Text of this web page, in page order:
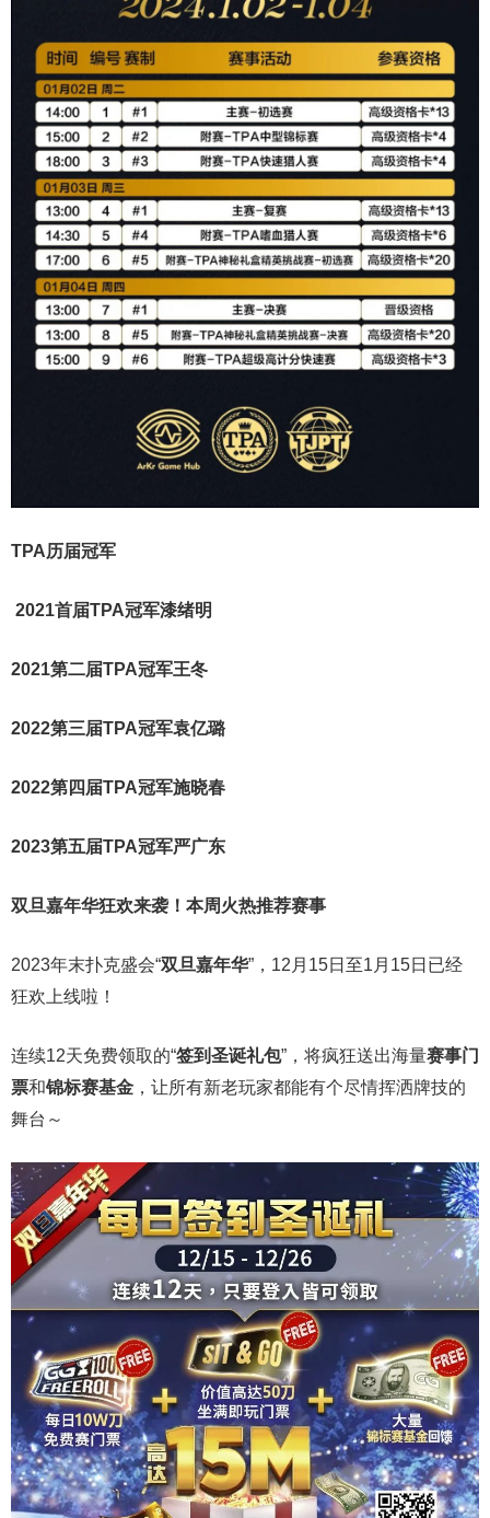
TPA历届冠军
2021首届TPA冠军漆绪明
2021第二届TPA冠军王冬
2022第三届TPA冠军袁亿璐
2022第四届TPA冠军施晓春
2023第五届TPA冠军严广东
双旦嘉年华狂欢来袭！ 本周火热推荐赛事
2023年末扑克盛会“双旦嘉年华”，12月15日至1月15日已经
狂欢上线啦！
连续12天免费领取的“签到圣诞礼包”，将疯狂送出海量赛事门
票和锦标赛基金 ，让所有新老玩家都能有个尽情挥洒牌技的
舞台～